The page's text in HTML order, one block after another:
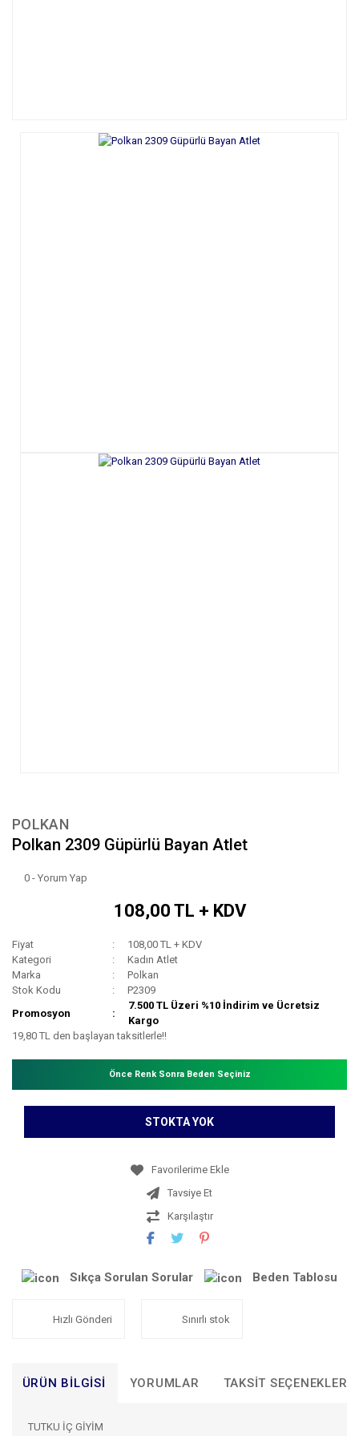
POLKAN
Polkan 2309 Güpürlü Bayan Atlet
0 - Yorum Yap
108,00 TL + KDV
Fiyat
108,00 TL + KDV
Kategori
Kadın Atlet
Marka
Polkan
Stok Kodu
P2309
Promosyon
7.500 TL Üzeri %10 İndirim ve Ücretsiz
Kargo
19,80 TL den başlayan taksitlerle!!
Önce Renk Sonra Beden Seçiniz
STOKTA YOK
Tavsiye Et
Karşılaştır
Sıkça Sorulan Sorular Beden Tablosu
Hızlı Gönderi Sınırlı stok
ÜRÜN BILGISI YORUMLAR TAKSIT SEÇENEKLERI
TUTKU İÇ GİYİM